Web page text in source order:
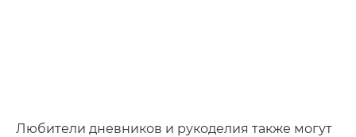
Любители дневников и рукоделия также могут